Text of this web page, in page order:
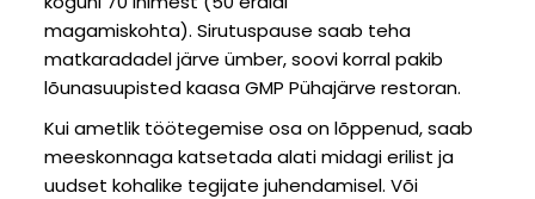
magamiskohta). Sirutuspause saab teha
matkaradadel järve ümber, soovi korral pakib
lõunasuupisted kaasa GMP Pühajärve restoran.
Kui ametlik töötegemise osa on lõppenud, saab
meeskonnaga katsetada alati midagi erilist ja
uudset kohalike tegijate juhendamisel. Või